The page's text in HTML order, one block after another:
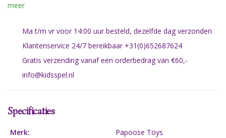
meer
Ma t/m vr voor 14:00 uur besteld, dezelfde dag verzonden
Klantenservice 24/7 bereikbaar +31(0)652687624
Gratis verzending vanaf een orderbedrag van €60,-
info@kidsspel.nl
Specificaties
Merk:
Papoose Toys